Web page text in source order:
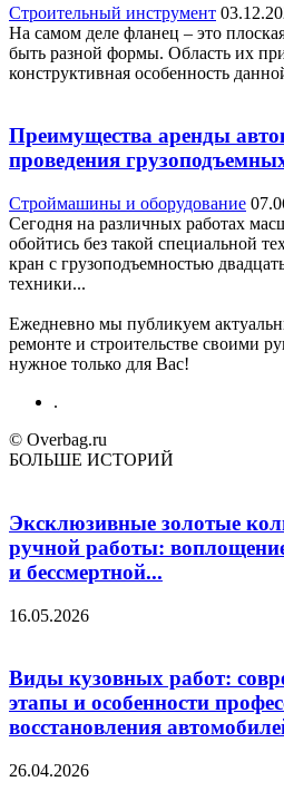
Строительный инструмент
На самом деле фланец – это
быть разной формы. Область их
конструктивная особенность
Преимущества аренды
проведения
Строймашины и оборудование
Сегодня на различных работах
обойтись без такой специальной
кран с грузоподъемностью
техники...
Ежедневно мы публикуем
ремонте и строительстве своими
нужное только для Вас!
.
© Overbag.ru
БОЛЬШЕ ИСТОРИЙ
Эксклюзивные золотые
ручной работы:
и бессмертной...
16.05.2026
Виды кузовных работ:
этапы и особенности
восстановления
26.04.2026